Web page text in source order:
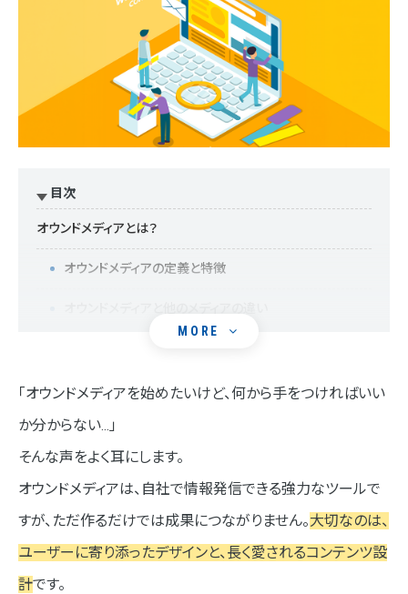
MORE
目次
オウンドメディアとは？
オウンドメディアの定義と特徴
①ブランド認知の向上
②見込み客の獲得と育成
③顧客との関係構築
STEP1 目的設定とターゲットの明確化
「オウンドメディアを始めたいけど、何から手をつければいい
か分からない…」
そんな声をよく耳にします。
オウンドメディアは、自社で情報発信できる強力なツールで
すが、ただ作るだけでは成果につながりません。大切なのは、
ユーザーに寄り添ったデザインと、長く愛されるコンテンツ設
計です。